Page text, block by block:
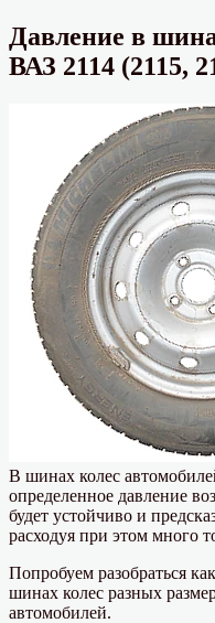
Давление в
ВАЗ 2114 (2115,
В шинах колес
определенное давление
будет устойчиво и
расходуя при этом много
Попробуем разобраться
шинах колес разных
автомобилей.